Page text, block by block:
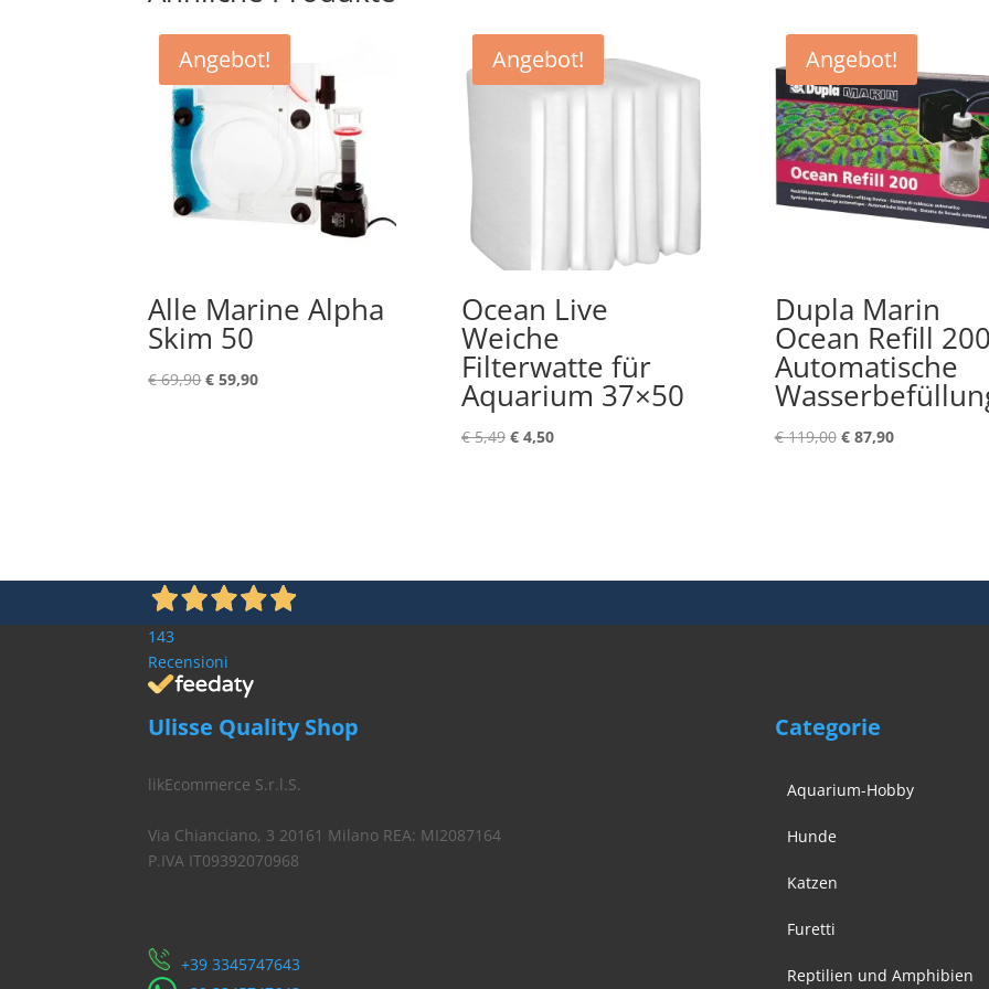
Angebot!
Alle Marine Alpha
Skim 50
€69,90Ursprünglicher
€ 59,90Aktueller
Angebot!
Ocean Live
Weiche
Filterwatte für
Aquarium 37×50
€5,49 Ursprünglicher
€4,50Aktueller
Angebot!
Dupla Marin
Ocean Refill
Automatische
€119,00 Ursprünglicher
€87,90Aktueller
143
Recensioni
Ulisse Quality Shop
likEcommerce S.r.l.S.
Via Chianciano, 3 20161 Milano REA: MI2087164
P.IVA IT09392070968
​+39 3345747643
Categorie
Aquarium-Hobby
Hunde
Katzen
Furetti
Reptilien und Amphibien